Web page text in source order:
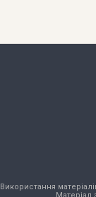
Використання